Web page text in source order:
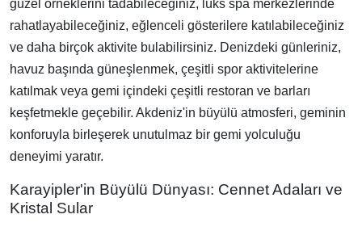
güzel örneklerini tadabileceğiniz, lüks spa merkezlerinde
rahatlayabileceğiniz, eğlenceli gösterilere katılabileceğiniz
ve daha birçok aktivite bulabilirsiniz. Denizdeki günleriniz,
havuz başında güneşlenmek, çeşitli spor aktivitelerine
katılmak veya gemi içindeki çeşitli restoran ve barları
keşfetmekle geçebilir. Akdeniz'in büyülü atmosferi, geminin
konforuyla birleşerek unutulmaz bir gemi yolculuğu
deneyimi yaratır.
Karayipler'in Büyülü Dünyası: Cennet Adaları ve
Kristal Sular